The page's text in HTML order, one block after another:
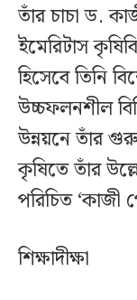
তাঁর চাচা ড.
ইমেরিটাস
হিসেবে তিনি
উচ্চফলনশীল
উন্নয়নে তাঁর
কৃষিতে তাঁর
পরিচিত ‘কাজী
শিক্ষাদীক্ষা